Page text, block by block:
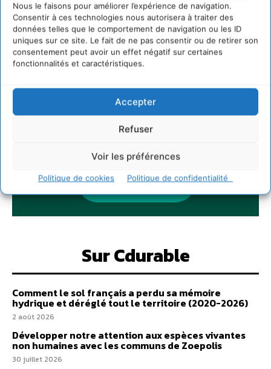
Nous le faisons pour améliorer l’expérience de navigation.
Consentir à ces technologies nous autorisera à traiter des
données telles que le comportement de navigation ou les ID
uniques sur ce site. Le fait de ne pas consentir ou de retirer son
consentement peut avoir un effet négatif sur certaines
fonctionnalités et caractéristiques.
Accepter
Refuser
Voir les préférences
Politique de cookies Politique de confidentialité
Sur Cdurable
Comment le sol français a perdu sa mémoire
hydrique et déréglé tout le territoire (2020-2026)
2 août 2026
Développer notre attention aux espèces vivantes
non humaines avec les communs de Zoepolis
30 juillet 2026